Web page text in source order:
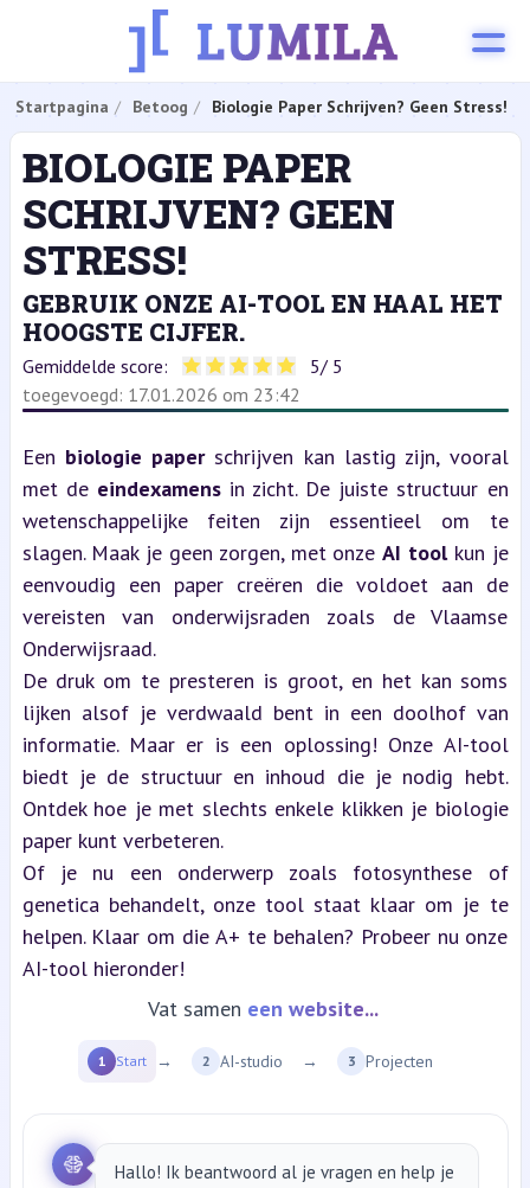
Startpagina Betoog Biologie Paper Schrijven? Geen Stress!
BIOLOGIE PAPER
SCHRIJVEN? GEEN
STRESS!
GEBRUIK ONZE AI-TOOL EN HAAL HET
HOOGSTE CIJFER.
Gemiddelde score: 5/ 5
toegevoegd: 17.01.2026 om 23:42
Een biologie paper schrijven kan lastig zijn, vooral
met de eindexamens in zicht. De juiste structuur en
wetenschappelijke feiten zijn essentieel om te
slagen. Maak je geen zorgen, met onze AI tool kun je
eenvoudig een paper creëren die voldoet aan de
vereisten van onderwijsraden zoals de Vlaamse
Onderwijsraad.
De druk om te presteren is groot, en het kan soms
lijken alsof je verdwaald bent in een doolhof van
informatie. Maar er is een oplossing! Onze AI-tool
biedt je de structuur en inhoud die je nodig hebt.
Ontdek hoe je met slechts enkele klikken je biologie
paper kunt verbeteren.
Of je nu een onderwerp zoals fotosynthese of
genetica behandelt, onze tool staat klaar om je te
helpen. Klaar om die A+ te behalen? Probeer nu onze
AI-tool hieronder!
Vat samen een website...
1 Start → 2 AI-studio → 3 Projecten
Hallo! Ik beantwoord al je vragen en help je